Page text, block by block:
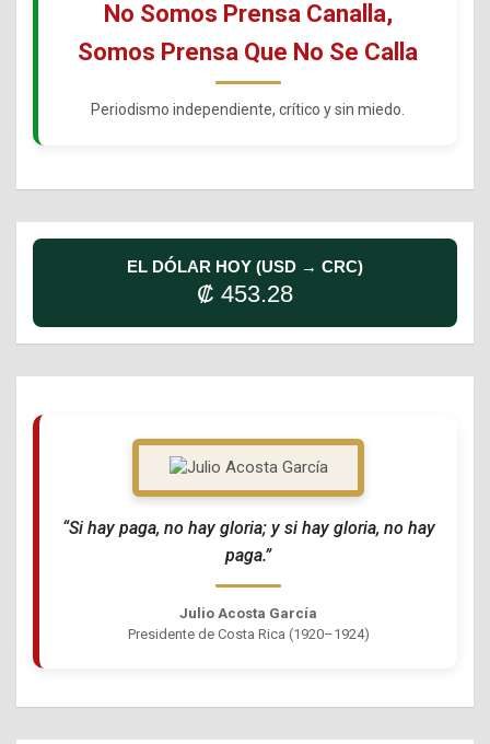
No Somos Prensa Canalla,
Somos Prensa Que No Se Calla
Periodismo independiente, crítico y sin miedo.
EL DÓLAR HOY (USD → CRC)
₡ 453.28
“Si hay paga, no hay gloria; y si hay gloria, no hay
paga.”
Julio Acosta García
Presidente de Costa Rica (1920–1924)